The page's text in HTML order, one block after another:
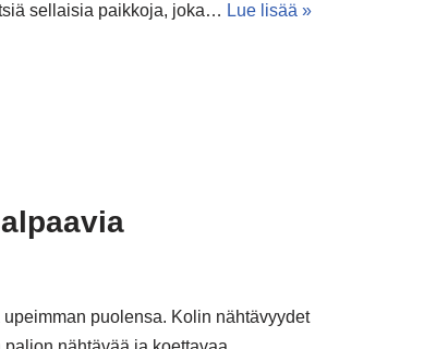
sellaisia paikkoja, joka… Lue lisää »
puolensa. Kolin nähtävyydet